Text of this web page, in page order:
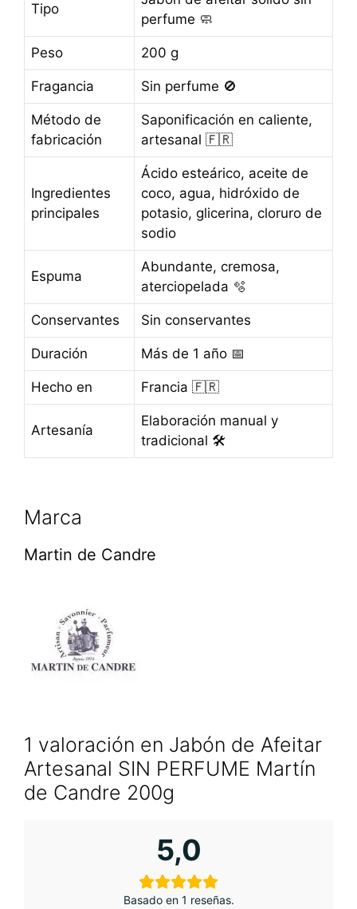
Tipo
perfume 🧼
Peso 200 g
Fragancia Sin perfume 🚫
Método de
fabricación
Saponificación en caliente,
artesanal 🇫🇷
Ingredientes
principales
Ácido esteárico, aceite de
coco, agua, hidróxido de
potasio, glicerina, cloruro de
sodio
Espuma
Abundante, cremosa,
aterciopelada 🫧
Conservantes Sin conservantes
Duración Más de 1 año 📅
Hecho en Francia 🇫🇷
Artesanía
Elaboración manual y
tradicional 🛠️
Marca
Martin de Candre
1 valoración en Jabón de Afeitar
Artesanal SIN PERFUME Martín
de Candre 200g
5,0
Basado en 1 reseñas.